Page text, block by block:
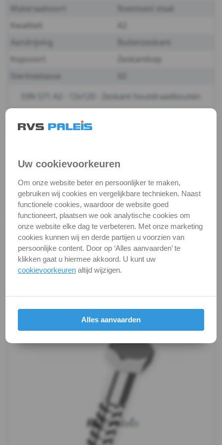
A2
10
DIN
571
A2
-
12
DIN
571
-
A4
Houtschroef
Oogbout
Schroefduim
Schroefhaak
DIN 571 A2 - 12x120 - Zeskant houtdraadbouten
Materiaalsoort
Roestvast staal
Kwaliteit
Aandrijving
Buitenzeskant
Kopsoort
Zeskantkop
Sterkteklasse
Productgegevens
Categorie
Kwaliteit
A2 ( RVS / INOX )
Verpakking
verpakking
Alle maten zijn in millimeters.
Foto's van producten zijn alleen illustraties en
kunnen soms afwijken van het werkelijke object. Het
verandert niets aan hun fundamentele
Uw cookievoorkeuren
Om onze website beter en persoonlijker te maken,
gebruiken wij cookies en vergelijkbare technieken. Naast
functionele cookies, waardoor de website goed
functioneert, plaatsen we ook analytische cookies om
onze website elke dag te verbeteren. Met onze marketing
cookies kunnen wij en derde partijen u voorzien van
persoonlijke content. Door op ‘Alles aanvaarden’ te
klikken gaat u hiermee akkoord. U kunt uw
cookievoorkeuren altijd wijzigen.
Alles aanvaarden